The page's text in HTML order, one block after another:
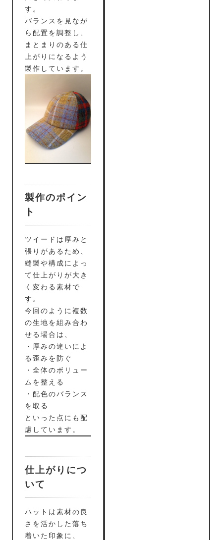
す。
バランスを見なが
ら配置を調整し、
まとまりのある仕
上がりになるよう
製作しています。
製作のポイン
ト
ツイードは厚みと
張りがあるため、
縫製や構成によっ
て仕上がりが大き
く変わる素材で
す。
今回のように複数
の生地を組み合わ
せる場合は、
・厚みの違いによ
る歪みを防ぐ
・全体のボリュー
ムを整える
・配色のバランス
を取る
といった点にも配
慮しています。
仕上がりにつ
いて
ハットは素材の良
さを活かした落ち
着いた印象に、